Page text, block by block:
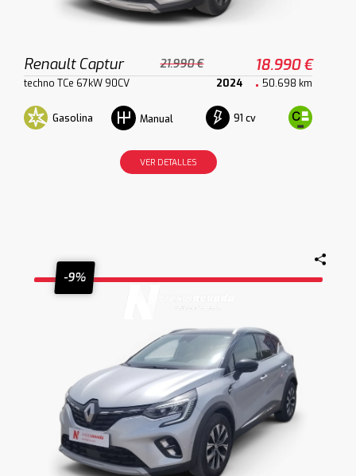
Renault Captur 21.990 € 18.990 €
techno TCe 67kW 90CV 2024 50.698 km
Gasolina Manual 91 cv
VER DETALLES
-9%